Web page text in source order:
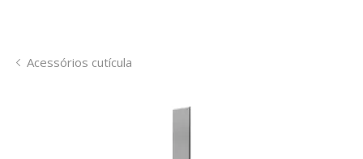
Acessórios cutícula